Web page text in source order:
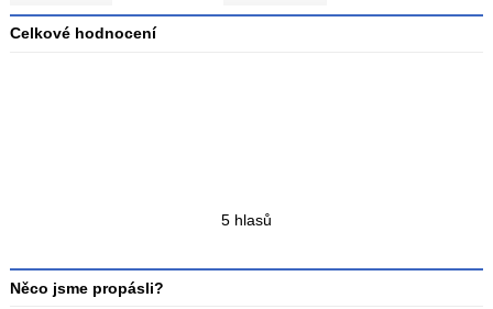
Celkové hodnocení
hodnocení
5 hlasů
Něco jsme propásli?